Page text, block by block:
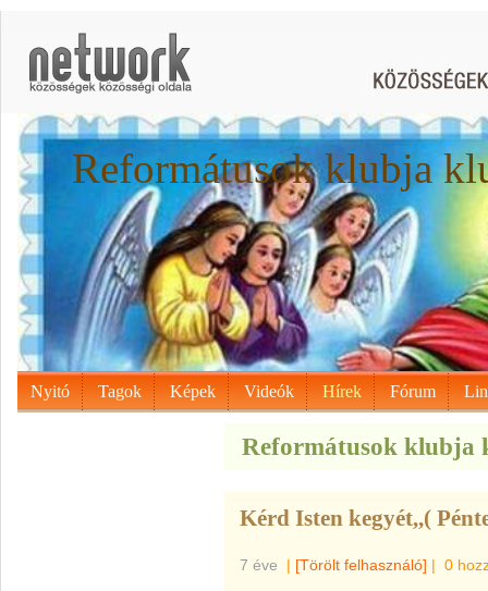
Reformátusok klubja
Nyitó Tagok Képek Videók Hírek Fórum
Reformátusok klubja
Kérd Isten kegyét,,(
7 éve | [Törölt felhasználó] | 0